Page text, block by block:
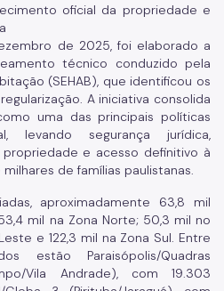
oficial da propriedade e
de 2025, foi elaborado a
técnico conduzido pela
(SEHAB), que identificou os
A iniciativa consolida
uma das principais políticas
levando segurança jurídica,
e acesso definitivo à
de famílias paulistanas.
aproximadamente 63,8 mil
mil na Zona Norte; 50,3 mil no
e 122,3 mil na Zona Sul. Entre
estão Paraisópolis/Quadras
Vila Andrade), com 19.303